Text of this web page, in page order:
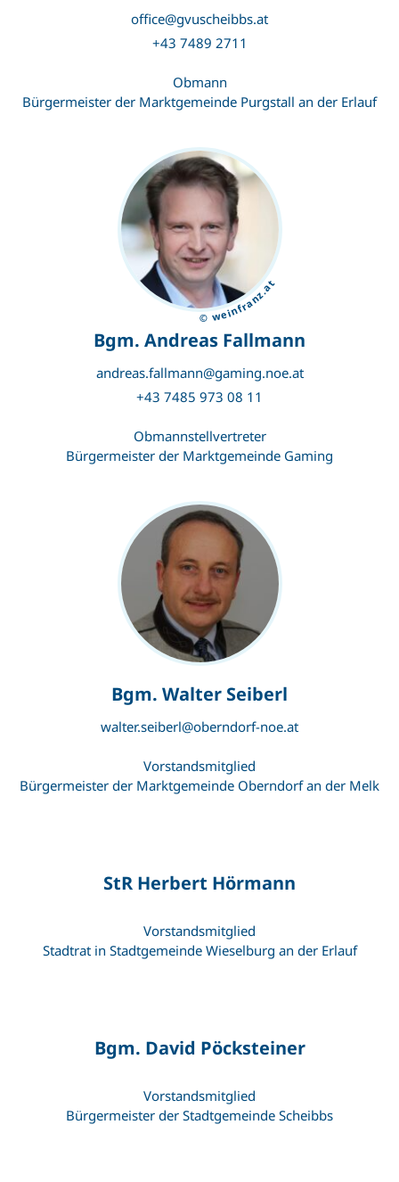
office@gvuscheibbs.at
+43 7489 2711
Obmann
Bürgermeister der Marktgemeinde Purgstall an der Erlauf
© weinfranz.at
Bgm. Andreas Fallmann
andreas.fallmann@gaming.noe.at
+43 7485 973 08 11
Obmannstellvertreter
Bürgermeister der Marktgemeinde Gaming
Bgm. Walter Seiberl
walter.seiberl@oberndorf-noe.at
Vorstandsmitglied
Bürgermeister der Marktgemeinde Oberndorf an der Melk
StR Herbert Hörmann
Vorstandsmitglied
Stadtrat in Stadtgemeinde Wieselburg an der Erlauf
Bgm. David Pöcksteiner
Vorstandsmitglied
Bürgermeister der Stadtgemeinde Scheibbs